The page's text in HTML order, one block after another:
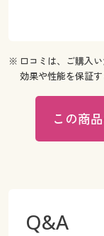
※ 口コミは、ご購入
効果や性能を保証
この商
Q&A